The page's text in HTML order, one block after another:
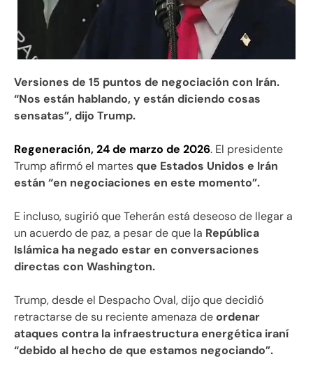
Versiones de 15 puntos de negociación con Irán.
“Nos están hablando, y están diciendo cosas
sensatas”, dijo Trump.
Regeneración, 24 de marzo de 2026. El presidente
Trump afirmó el martesque Estados Unidos e Irán
están “en negociaciones en este momento”.
E incluso, sugirió que Teherán está deseoso de llegar a
un acuerdo de paz, a pesar de que la República
Islámica ha negado estar en conversaciones
directas con Washington.
Trump, desde el Despacho Oval, dijo que decidió
retractarse de su reciente amenaza deordenar
ataques contra la infraestructura energética iraní
“debido al hecho de que estamos negociando”.